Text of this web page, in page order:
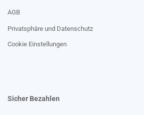
AGB
Privatsphäre und Datenschutz
Cookie Einstellungen
Sicher Bezahlen